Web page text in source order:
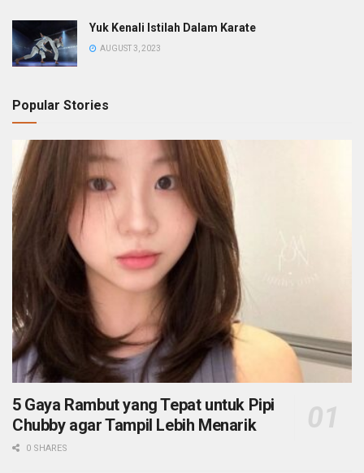
Yuk Kenali Istilah Dalam Karate
AUGUST 3, 2023
Popular Stories
5 Gaya Rambut yang Tepat untuk Pipi
Chubby agar Tampil Lebih Menarik
0 SHARES